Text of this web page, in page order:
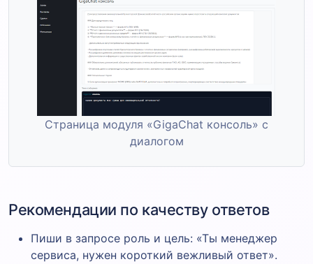
Страница модуля «GigaChat консоль» с
диалогом
Рекомендации по качеству ответов
Пиши в запросе роль и цель: «Ты менеджер
сервиса, нужен короткий вежливый ответ».